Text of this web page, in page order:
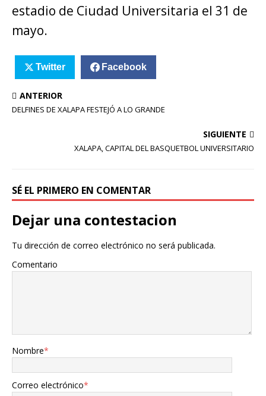
estadio de Ciudad Universitaria el 31 de
mayo.
Twitter Facebook
ANTERIOR
DELFINES DE XALAPA FESTEJÓ A LO GRANDE
SIGUIENTE
XALAPA, CAPITAL DEL BASQUETBOL UNIVERSITARIO
SÉ EL PRIMERO EN COMENTAR
Dejar una contestacion
Tu dirección de correo electrónico no será publicada.
Comentario
Nombre*
Correo electrónico*